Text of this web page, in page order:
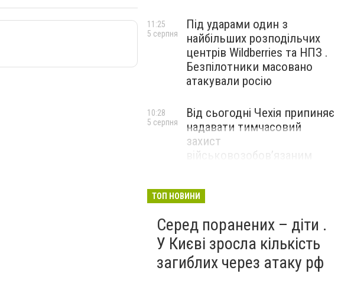
Під ударами один з
найбільших розподільчих
центрів Wildberries та НПЗ .
Безпілотники масовано
атакували росію
11:25
5 серпня
Від сьогодні Чехія припиняє
надавати тимчасовий
захист
військовозобов’язаним
10:28
5 серпня
ТОП НОВИНИ
Серед поранених – діти .
У Києві зросла кількість
загиблих через атаку рф